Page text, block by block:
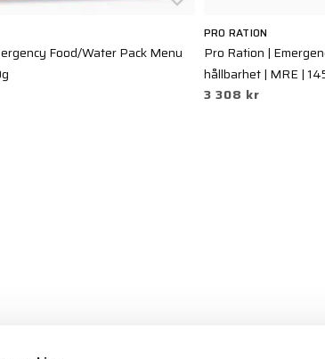
Food/Water Pack Menu
PRO RATION
Pro Ration |
hållbarhet | MRE |
3 308 kr